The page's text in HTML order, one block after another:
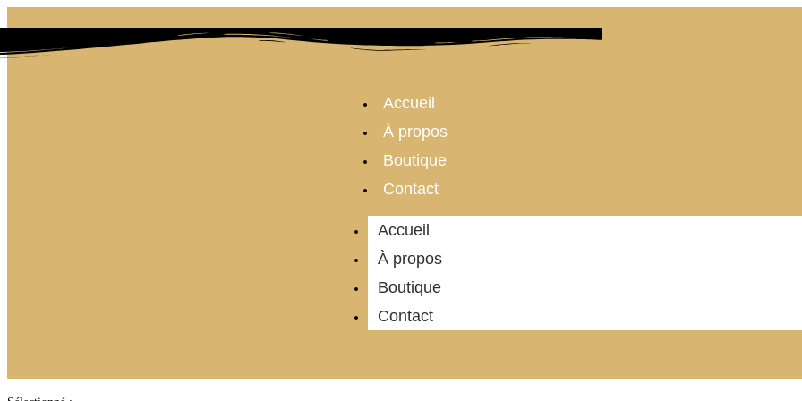
Accueil
À propos
Boutique
Contact
Accueil
À propos
Boutique
Contact